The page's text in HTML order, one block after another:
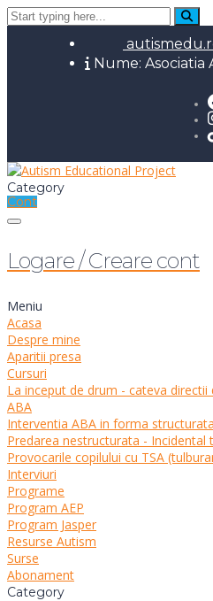
Nume:
Category
Cont
Toggle navigation
Logare / Creare cont
Meniu
Acasa
Despre mine
Aparitii presa
Cursuri
La inceput de drum - cateva
ABA
Interventia ABA in forma structurata
Predarea nestructurata - Incidental
Provocarile copilului cu TSA
Interviuri
Programe
Program AEP
Program Jasper
Resurse Autism
Surse
Abonament
Category